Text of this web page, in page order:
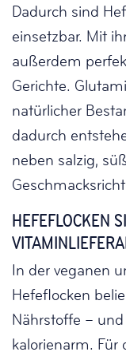
Dadurch sind
einsetzbar. Mit
außerdem
Gerichte.
natürlicher
dadurch
neben salzig,
HEFEFLOCKEN
In der veganen
Hefeflocken
Nährstoffe –
kalorienarm. Für